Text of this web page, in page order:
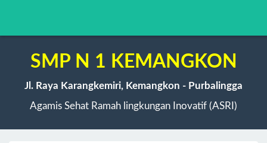
SMP N 1 KEMANGKON
Jl. Raya Karangkemiri, Kemangkon - Purbalingga
Agamis Sehat Ramah lingkungan Inovatif (ASRI)